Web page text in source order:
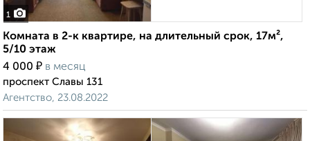
1
Комната в 2-к квартире, на длительный срок, 17м²,
5/10 этаж
4 000 ₽ в месяц
проспект Славы 131
Агентство, 23.08.2022